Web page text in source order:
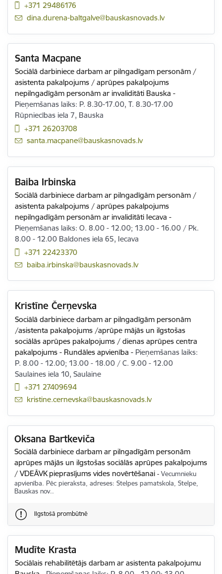
+371 29486176
E-pasts:
dina.durena-baltgalve@bauskasnovads.lv
Santa Macpane
Sociālā darbiniece darbam ar pilngadīgam personām /
asistenta pakalpojums / aprūpes pakalpojums
nepilngadīgām personām ar invaliditāti Bauska -
Pieņemšanas laiks: P. 8.30-17.00, T. 8.30-17.00
Rūpniecības iela 7, Bauska
+371 26203708
E-pasts:
santa.macpane@bauskasnovads.lv
Baiba Irbinska
Sociālā darbiniece darbam ar pilngadīgām personām /
asistenta pakalpojums / aprūpes pakalpojums
nepilngadīgām personām ar invaliditāti Iecava -
Pieņemšanas laiks: O. 8.00 - 12.00; 13.00 - 16.00 / Pk.
8.00 - 12.00 Baldones iela 65, Iecava
+371 22423370
E-pasts:
baiba.irbinska@bauskasnovads.lv
Kristīne Čerņevska
Sociālā darbiniece darbam ar pilngadīgām personām
/asistenta pakalpojums /aprūpe mājās un ilgstošas
sociālās aprūpes pakalpojums / dienas aprūpes centra
pakalpojums - Rundāles apvienība - Pieņemšanas laiks:
P. 8.00 - 12.00; 13.00 - 18.00 / C. 9.00 - 12.00
Saulaines iela 10, Saulaine
+371 27409694
E-pasts:
kristine.cernevska@bauskasnovads.lv
Oksana Bartkeviča
Sociālā darbiniece darbam ar pilngadīgām personām
aprūpes mājās un ilgstošas sociālās aprūpes pakalpojums
/ VDEĀVK pieprasījums vides novērtēšanai - Vecumnieku
apvienība. Pēc pieraksta, adreses: Stelpes pamatskola, Stelpe,
Bauskas nov..
Ilgstošā prombūtnē
Mudīte Krasta
Sociālais rehabilitētājs darbam ar asistenta pakalpojumu